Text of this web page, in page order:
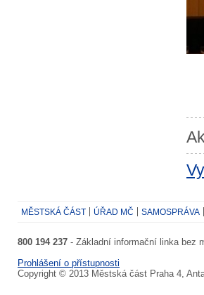
MĚSTSKÁ ČÁST ÚŘAD MČ SAMOSPRÁVA
800 194 237 - Základní informační linka bez
Prohlášení o přístupnosti
Copyright © 2013 Městská část Praha 4,